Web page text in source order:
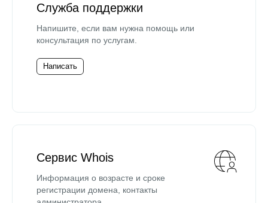
Служба поддержки
Напишите, если вам нужна помощь или
консультация по услугам.
Написать
Сервис Whois
Информация о возрасте и сроке
регистрации домена, контакты